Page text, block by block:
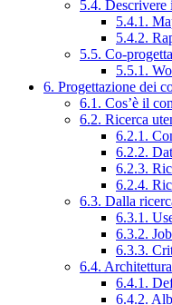
5.4.
5.4.1.
5.4.2.
5.5. Co-
5.5.1.
6. Progettazione dei
6.1. Cos’è il
6.2. Ricerca
6.2.1.
6.2.2.
6.2.3.
6.2.4.
6.3. Dalla
6.3.1.
6.3.2.
6.3.3.
6.4.
6.4.1.
6.4.2.